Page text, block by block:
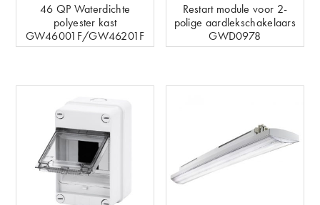
46 QP Waterdichte
polyester kast
GW46001F/GW46201F
Restart module voor 2-
polige aardlekschakelaars
GWD0978